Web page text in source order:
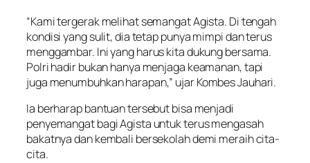
“Kami tergerak melihat semangat Agista. Di tengah
kondisi yang sulit, dia tetap punya mimpi dan terus
menggambar. Ini yang harus kita dukung bersama.
Polri hadir bukan hanya menjaga keamanan, tapi
juga menumbuhkan harapan,” ujar Kombes Jauhari.
Ia berharap bantuan tersebut bisa menjadi
penyemangat bagi Agista untuk terus mengasah
bakatnya dan kembali bersekolah demi meraih cita-
cita.